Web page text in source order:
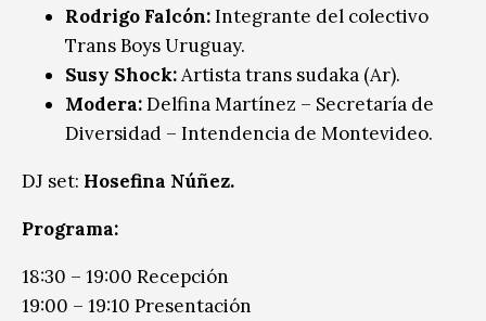
Rodrigo Falcón:Integrante del colectivo
Trans Boys Uruguay.
Susy Shock:Artista trans sudaka (Ar).
Modera:Delfina Martínez – Secretaría de
Diversidad – Intendencia de Montevideo.
DJ set: Hosefina Núñez.
Programa:
18:30 – 19:00 Recepción
19:00 – 19:10 Presentación